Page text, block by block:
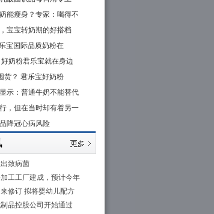
能瘦身？专家：喝得不
宝宝转奶期的好搭档
宝国际品质奶粉在
奶粉君乐宝就在身边
货？ 君乐宝好奶粉
示：普通牛奶不能替代
，但在当时却有着另一
降冠心病风险
致病菌
工工厂建成，预计今年
修订 拟将婴幼儿配方
品控股公司开始通过